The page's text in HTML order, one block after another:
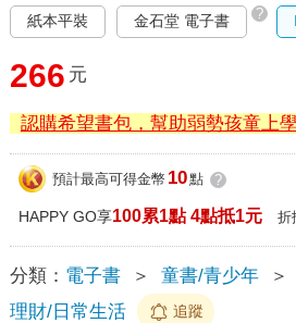
紙本平裝 金石堂 電子書 ?
266 元
認購希望書包，幫助弱勢孩童上
預計最高可得金幣 10點 ?
HAPPY GO享100累1點 4點抵1元 折
分類： 電子書 ＞ 童書/青少年 ＞
理財/日常生活
追蹤